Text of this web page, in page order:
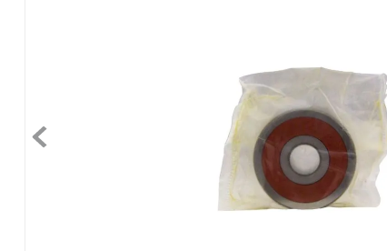
7.
sierra sable
clavos
10. -cut